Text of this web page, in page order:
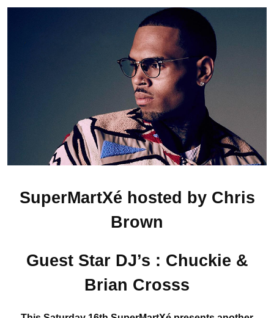
SuperMartXé hosted by Chris
Brown
Guest Star DJ’s : Chuckie &
Brian Crosss